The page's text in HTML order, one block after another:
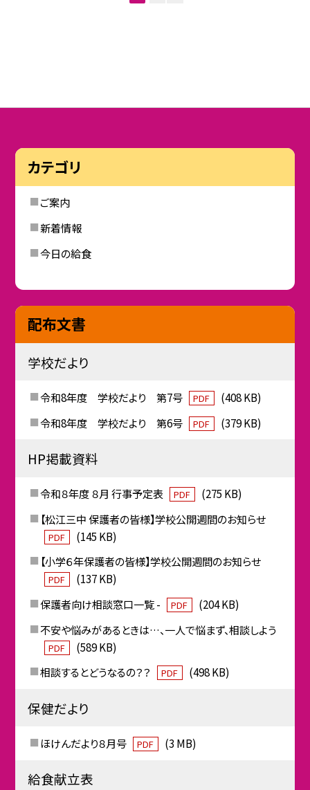
カテゴリ
ご案内
新着情報
今日の給食
配布文書
学校だより
令和8年度 学校だより 第7号 PDF
(408 KB)
令和8年度 学校だより 第6号
PDF (379 KB)
HP掲載資料
令和８年度 ８月 行事予定表 PDF
(275 KB)
【松江三中 保護者の皆様】学校公開週間のお知らせ
PDF
(145 KB)
【小学６年保護者の皆様】学校公開週間のお知らせ
PDF
(137 KB)
保護者向け相談窓口一覧 -
PDF
(204 KB)
不安や悩みがあるときは…、一人で悩まず、相談しよう
PDF
(589 KB)
相談するとどうなるの？？
PDF (498 KB)
保健だより
ほけんだより８月号 PDF (3 MB)
給食献立表